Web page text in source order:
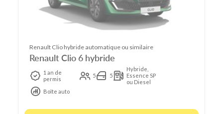
Renault Clio hybride automatique ou similaire
Renault Clio 6 hybride
1 an de
permis
5 5
Hybride,
Essence SP
ou Diesel
Boîte auto